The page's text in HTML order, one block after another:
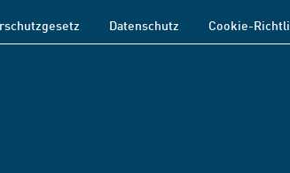
Datenschutz Cookie-